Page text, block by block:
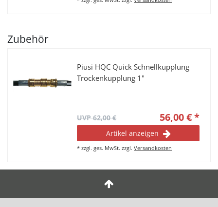
Zubehör
Piusi HQC Quick Schnellkupplung
Trockenkupplung 1"
UVP 62,00 € 56,00 € *
Artikel anzeigen
*zzgl. ges. MwSt. zzgl.Versandkosten